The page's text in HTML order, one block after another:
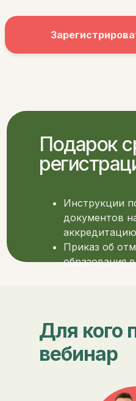
Инструкции
документов
аккредитацию
Приказ об
образования
Подарок
Для кого
вебинар